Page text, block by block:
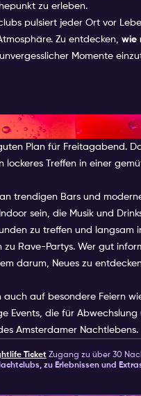
zu erleben.
pulsiert jeder Ort vor
Zu entdecken, wie
Momente
Plan für Freitagabend.
Treffen in einer
trendigen Bars und
sein, die Musik und
zu treffen und langsam
zu Rave-Partys. Wer gut
darum, Neues zu
auf besondere Feiern
Events, die für
Amsterdamer Nachtlebens.
Ticket Zugang zu über 30
zu Erlebnissen und